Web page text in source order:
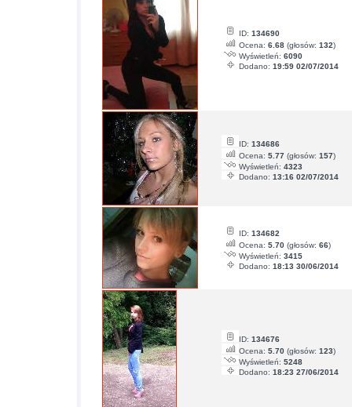
ID: 134690
Ocena: 6.68 (głosów: 132)
Wyświetleń: 6090
Dodano: 19:59 02/07/2014
ID: 134686
Ocena: 5.77 (głosów: 157)
Wyświetleń: 4323
Dodano: 13:16 02/07/2014
ID: 134682
Ocena: 5.70 (głosów: 66)
Wyświetleń: 3415
Dodano: 18:13 30/06/2014
ID: 134676
Ocena: 5.70 (głosów: 123)
Wyświetleń: 5248
Dodano: 18:23 27/06/2014